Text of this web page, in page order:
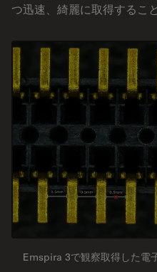
つ迅速、綺麗に取得するこ
Emspira 3で観察取得した電